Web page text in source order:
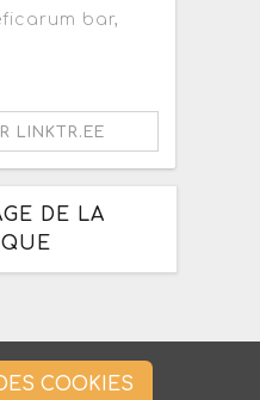
bar,
LINKTR.EE
DE LA
COOKIES